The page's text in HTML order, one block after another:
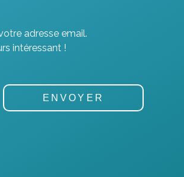
adresse email.
intéressant !